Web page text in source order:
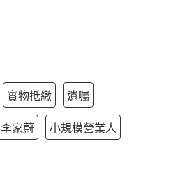
實物抵繳 遺囑
李家蔚 小規模營業人